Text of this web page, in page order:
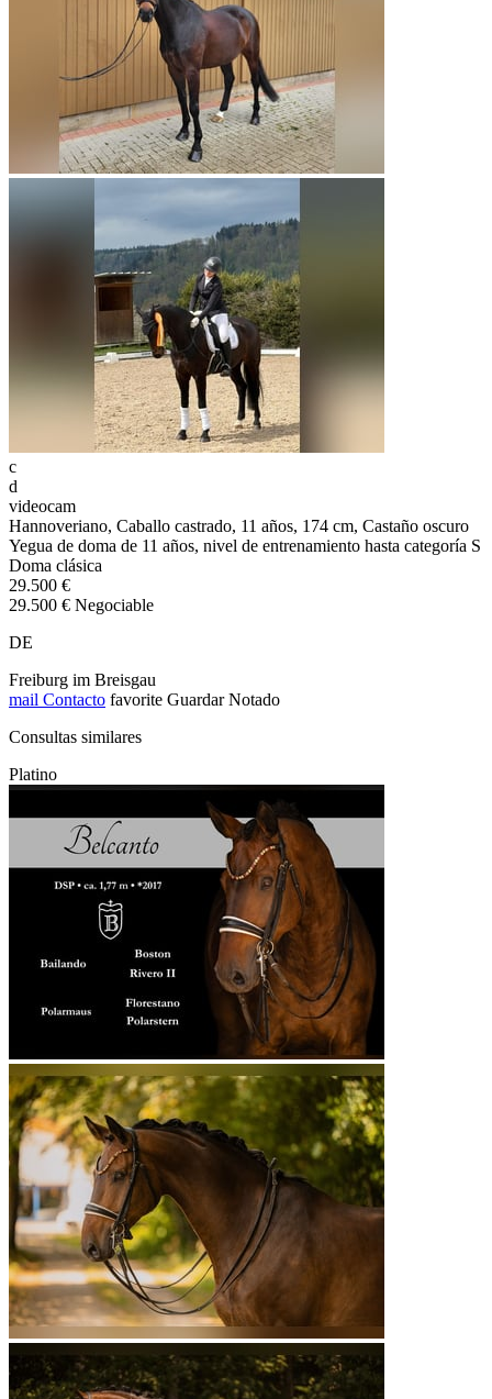
c
d
videocam
Hannoveriano, Caballo castrado, 11 años, 174 cm, Castaño oscuro
Yegua de doma de 11 años, nivel de entrenamiento hasta categoría S
Doma clásica
29.500 €
29.500 € Negociable
DE
Freiburg im Breisgau
mail Contacto favorite Guardar Notado
Consultas similares
Platino